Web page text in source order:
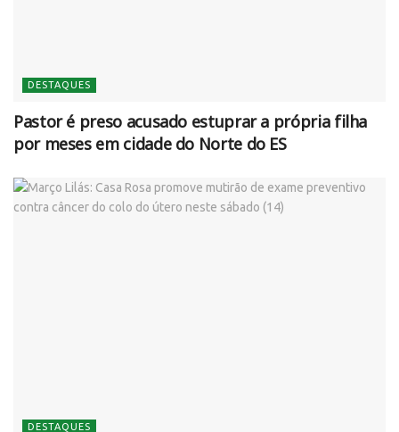
DESTAQUES
Pastor é preso acusado estuprar a própria filha
por meses em cidade do Norte do ES
DESTAQUES